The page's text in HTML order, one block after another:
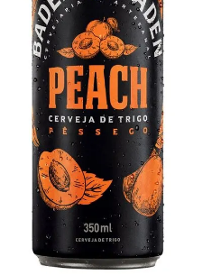
8º
aniversario
9º
leite integral
10º chocolate